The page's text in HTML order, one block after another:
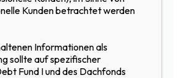
Kunden betrachtet werden
Informationen als
sollte auf spezifischer
Fund I und des Dachfonds